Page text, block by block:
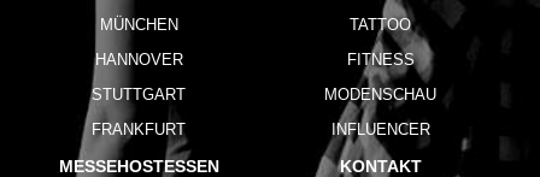
MÜNCHEN
HANNOVER
STUTTGART
FRANKFURT
TATTOO
FITNESS
MODENSCHAU
INFLUENCER
MESSEHOSTESSEN KONTAKT